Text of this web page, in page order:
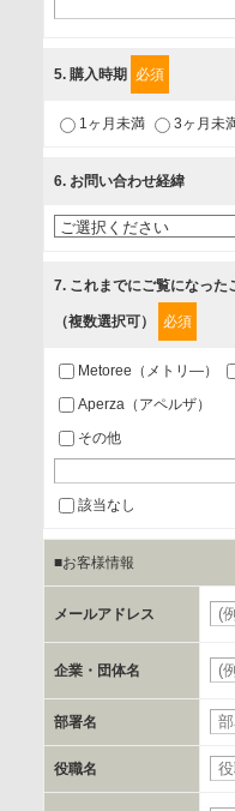
1.当社が取り扱う商品・
2.当社が開催（主催・共
3.お客様の業務内容、及
4.お客様満足度調査等の
第三者提供の有無
あり
a.個人情報の提供・利用目
当該企業/団体のサービ
情報を提供するため
b.第三者に提供される個
郵便番号、住所、電話
c.第三者への提供の手段
書類の送付又は電子的な
d.提供先および管理者
5. 購入時期 必須
1ヶ月未満 3ヶ月未
6. お問い合わせ経緯
7. これまでにご覧になった
（複数選択可） 必須
Metoree（メトリ—）
Aperza（アペルザ）
その他
該当なし
■お客様情報
メールアドレス
企業・団体名
部署名
役職名